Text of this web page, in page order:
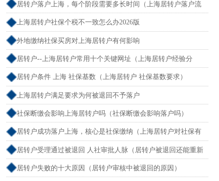
居转户落户上海，每个阶段需要多长时间（上海居转户落户流
程和周期）
上海居转户社保个税不一致怎么办2026版
外地缴纳社保买房对上海居转户有何影响
居转户--上海居转户常用十个关键网址（上海居转户经验分
享）
居转户条件 上海 社保基数（上海居转户 社保基数要求）
上海居转户满足要求为何被退回不予落户
社保断缴会影响上海居转户吗（社保断缴会影响落户吗）
居转户成功落户上海，核心是社保缴纳（上海居转户对社保有
要求吗）
居转户受理通过被退回 人社审批人脉（居转户被退回还能重新
申请吗）
居转户失败的十大原因（居转户审核中被退回的原因）